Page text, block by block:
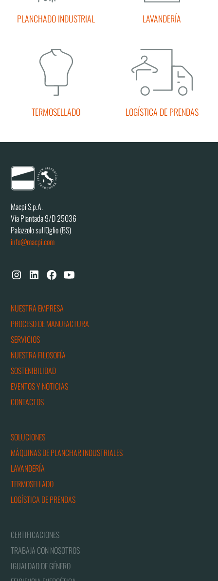
PLANCHADO INDUSTRIAL LAVANDERÍA
TERMOSELLADO LOGÍSTICA DE PRENDAS
Macpi S.p.A.
Vía Piantada 9/D 25036
Palazzolo sull'Oglio (BS)
info@macpi.com
NUESTRA EMPRESA
PROCESO DE MANUFACTURA
SERVICIOS
NUESTRA FILOSOFÍA
SOSTENIBILIDAD
EVENTOS Y NOTICIAS
CONTACTOS
SOLUCIONES
MÁQUINAS DE PLANCHAR INDUSTRIALES
LAVANDERÍA
TERMOSELLADO
LOGÍSTICA DE PRENDAS
CERTIFICACIONES
TRABAJA CON NOSOTROS
IGUALDAD DE GÉNERO